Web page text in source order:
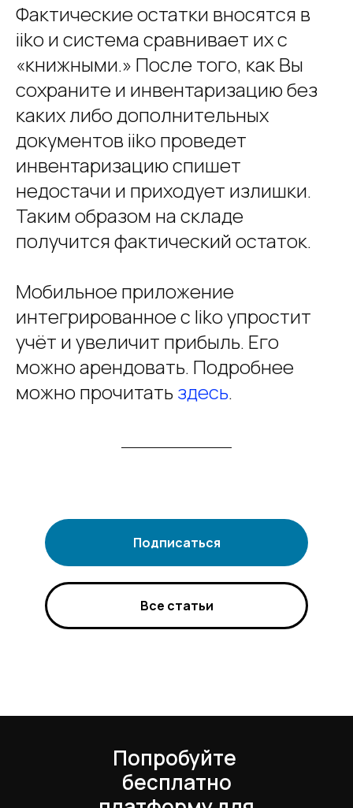
Фактические остатки вносятся в
iiko и система сравнивает их с
«книжными.» После того, как Вы
сохраните и инвентаризацию без
каких либо дополнительных
документов iiko проведет
инвентаризацию спишет
недостачи и приходует излишки.
Таким образом на складе
получится фактический остаток.
Мобильное приложение
интегрированное с Iiko упростит
учёт и увеличит прибыль. Его
можно арендовать. Подробнее
можно прочитать здесь.
Подписаться
Все статьи
Попробуйте
бесплатно